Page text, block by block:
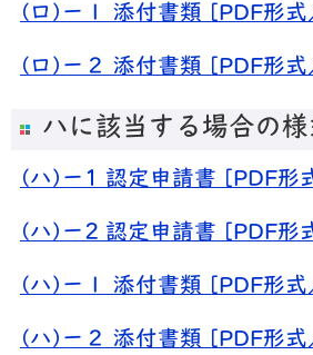
(ロ)ー１ 添付書類 [PDF形
(ロ)ー２ 添付書類 [PDF形
ハに該当する場合の様
(ハ)ー1 認定申請書 [PDF形
(ハ)ー2 認定申請書 [PDF形
(ハ)ー１ 添付書類 [PDF形
(ハ)ー２ 添付書類 [PDF形